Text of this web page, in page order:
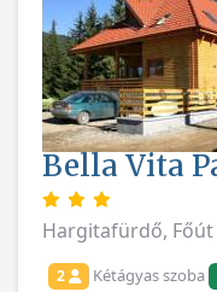
Bella Vita
Hargitafürdő, Főút
2 Kétágyas szoba